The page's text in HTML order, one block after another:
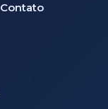
Contato